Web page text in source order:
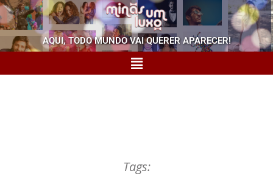
AQUI, TODO MUNDO VAI QUERER APARECER!
Tags: